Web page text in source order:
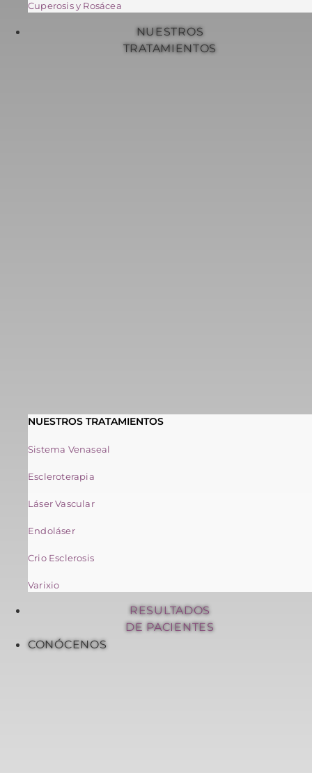
Cuperosis y Rosácea
NUESTROS
TRATAMIENTOS
NUESTROS TRATAMIENTOS
Sistema Venaseal
Escleroterapia
Láser Vascular
Endoláser
Crio Esclerosis
Varixio
RESULTADOS
DE PACIENTES
CONÓCENOS